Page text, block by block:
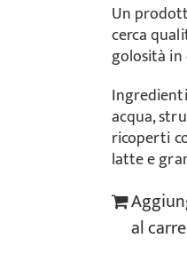
Un
cerca
golosità
acqua,
ricoperti
latte e
al